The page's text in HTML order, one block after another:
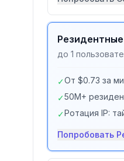
до 1
✓От $0.73 за
✓50M+
✓Ротация IP:
Попробовать